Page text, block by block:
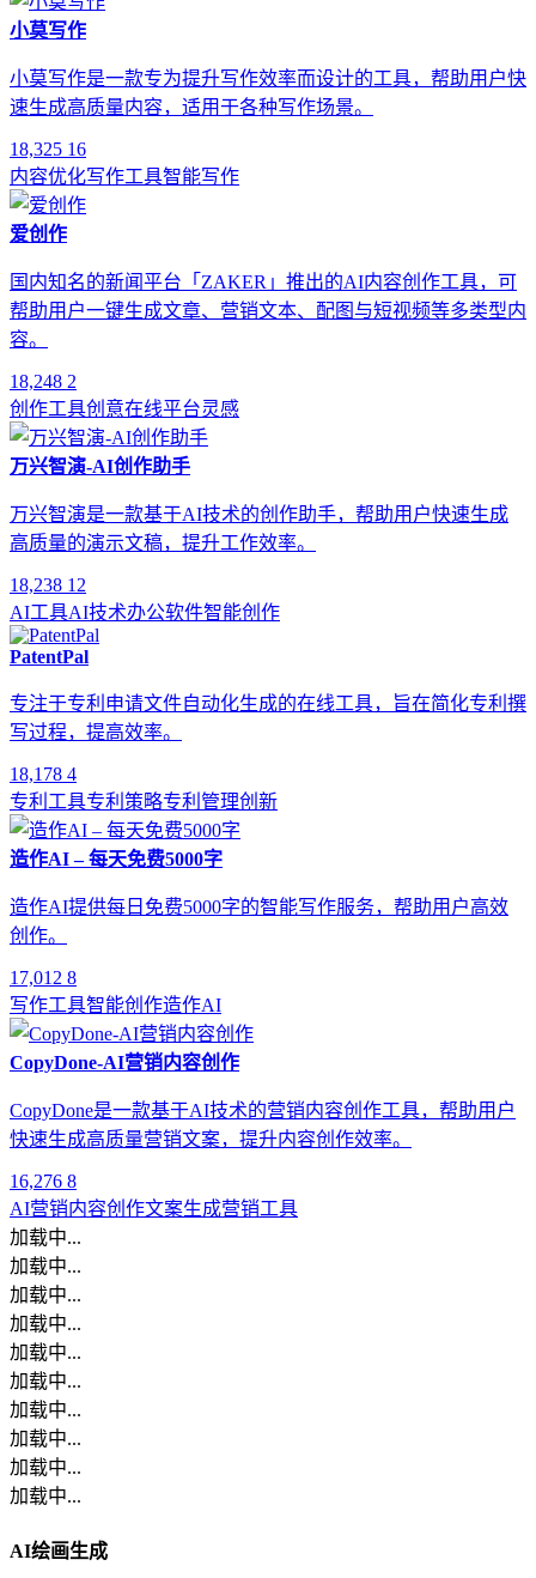
小莫写作
小莫写作是一款专为提升写作效率而设计的工具，帮助用户快
速生成高质量内容，适用于各种写作场景。
18,325 16
内容优化写作工具智能写作
爱创作
国内知名的新闻平台「ZAKER」推出的AI内容创作工具，可
帮助用户一键生成文章、营销文本、配图与短视频等多类型内
容。
18,248 2
创作工具创意在线平台灵感
万兴智演-AI创作助手
万兴智演是一款基于AI技术的创作助手，帮助用户快速生成
高质量的演示文稿，提升工作效率。
18,238 12
AI工具AI技术办公软件智能创作
PatentPal
专注于专利申请文件自动化生成的在线工具，旨在简化专利撰
写过程，提高效率。
18,178 4
专利工具专利策略专利管理创新
造作AI – 每天免费5000字
造作AI提供每日免费5000字的智能写作服务，帮助用户高效
创作。
17,012 8
写作工具智能创作造作AI
CopyDone-AI营销内容创作
CopyDone是一款基于AI技术的营销内容创作工具，帮助用户
快速生成高质量营销文案，提升内容创作效率。
16,276 8
AI营销内容创作文案生成营销工具
加载中...
加载中...
加载中...
加载中...
加载中...
加载中...
加载中...
加载中...
加载中...
加载中...
AI绘画生成